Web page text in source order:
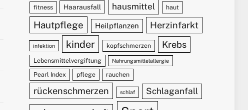
fitness Haarausfall hausmittel haut
Hautpflege Heilpflanzen Herzinfarkt
infektion kinder kopfschmerzen Krebs
Lebensmittelvergiftung Nahrungsmittelallergie
Pearl Index pflege rauchen
rückenschmerzen schlaf Schlaganfall